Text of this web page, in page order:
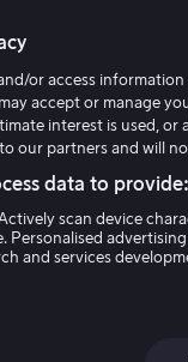
or access
accept or manage
interest is used, or
our partners and will
data to provide:
scan device
Personalised
and services